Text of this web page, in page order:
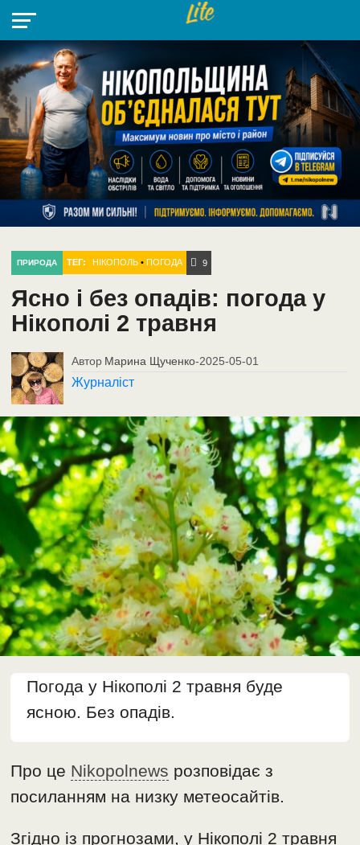
НІКОПОЛЬ
РАЙОН
СІЧЕСЛАВСЬКА
УКРАЇНА
РЕТРО
НІКОПОЛЬ
ЛАЙТ
УКРАЇНА
ДОПОМОГА
РАДІО
ПРИРОДА ТЕГ: НІКОПОЛЬ• ПОГОДА 9
Ясно і без опадів: погода у
Нікополі 2 травня
Автор Марина Щученко-2025-05-01
Журналіст
Погода у Нікополі 2 травня буде
ясною. Без опадів.
Про це Nikopolnews розповідає з
посиланням на низку метеосайтів.
Згідно із прогнозами, у Нікополі 2 травня